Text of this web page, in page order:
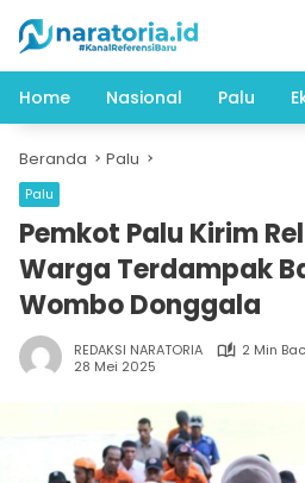
konten
Home
Nasional Palu
Beranda Palu
Palu
Pemkot Palu Kirim
Warga Terdampak
Wombo Donggala
REDAKSI NARATORIA
2 Min
28 Mei 2025